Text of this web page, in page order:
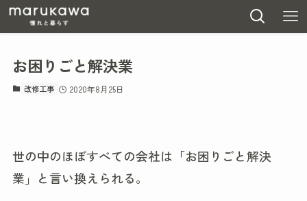
お困りごと解決業
改修工事 2020年8月25日
世の中のほぼすべての会社は「お困りごと解決
業」と言い換えられる。